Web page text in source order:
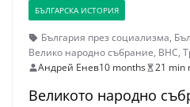
БЪЛГАРСКА ИСТОРИЯ
България през социализма,
Велико народно събрание, ВНС,
Андрей Енев10 months 21 min
Великото народно